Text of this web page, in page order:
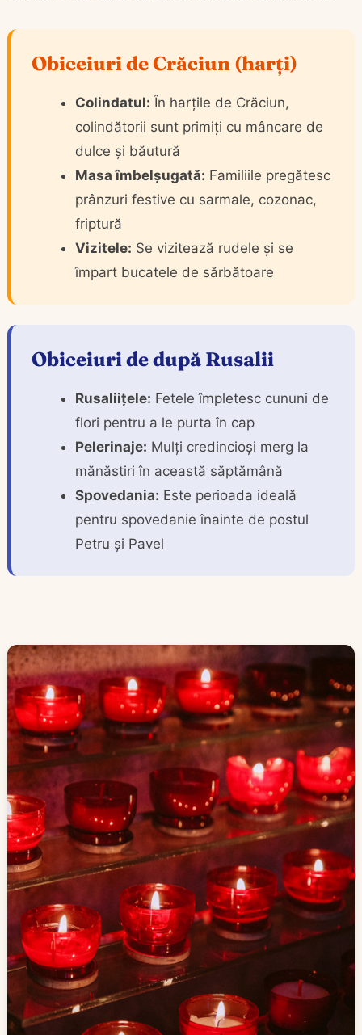
Obiceiuri de Crăciun (harți)
Colindatul: În harțile de Crăciun,
colindătorii sunt primiți cu mâncare de
dulce și băutură
Masa îmbelșugată: Familiile pregătesc
prânzuri festive cu sarmale, cozonac,
friptură
Vizitele: Se vizitează rudele și se
împart bucatele de sărbătoare
Obiceiuri de după Rusalii
Rusaliițele: Fetele împletesc cununi de
flori pentru a le purta în cap
Pelerinaje: Mulți credincioși merg la
mănăstiri în această săptămână
Spovedania: Este perioada ideală
pentru spovedanie înainte de postul
Petru și Pavel